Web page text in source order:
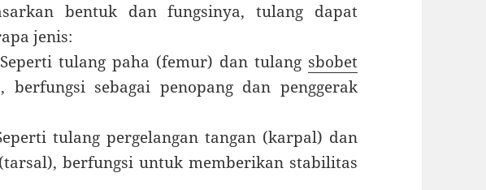
bentuk dan fungsinya, tulang dapat
jenis:
Seperti tulang paha (femur) dan tulang sbobet
berfungsi sebagai penopang dan penggerak
tulang pergelangan tangan (karpal) dan
berfungsi untuk memberikan stabilitas